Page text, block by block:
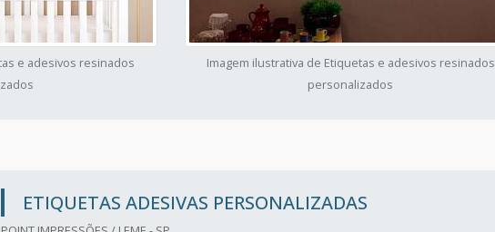
e adesivos resinados
Imagem ilustrativa de Etiquetas e adesivos resinados
personalizados
ETIQUETAS ADESIVAS PERSONALIZADAS